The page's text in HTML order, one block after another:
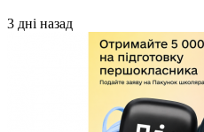
3 дні назад